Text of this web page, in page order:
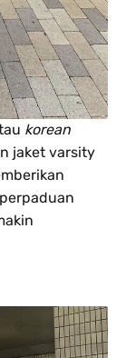
korean
jaket varsity